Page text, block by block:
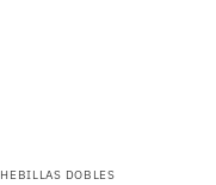
HEBILLAS DOBLES